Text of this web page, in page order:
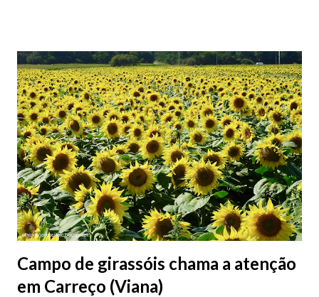
Campo de girassóis chama a atenção
em Carreço (Viana)